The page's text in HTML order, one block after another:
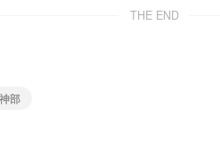
THE END
部